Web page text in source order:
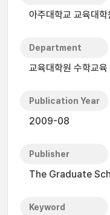
아주대학교 교육대학
Department
교육대학원 수학교육
Publication Year
2009-08
Publisher
The Graduate
Keyword